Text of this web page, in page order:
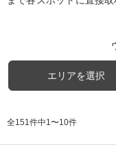
エリアを選択
全151件中1〜10件